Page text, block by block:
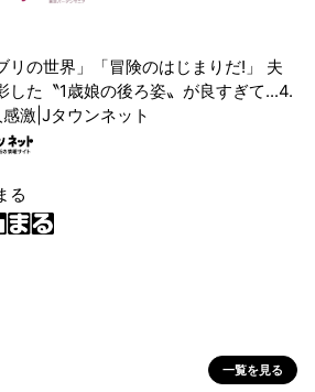
リの世界」「冒険のはじまりだ!」 夫
した〝1歳娘の後ろ姿〟が良すぎて...4.
激|Jタウンネット
る
一覧を見る